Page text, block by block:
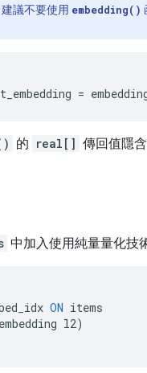
議不要使用 embedding()
=
的 real[] 傳回值隱
中加入使用純量量化技
ON items
l2)